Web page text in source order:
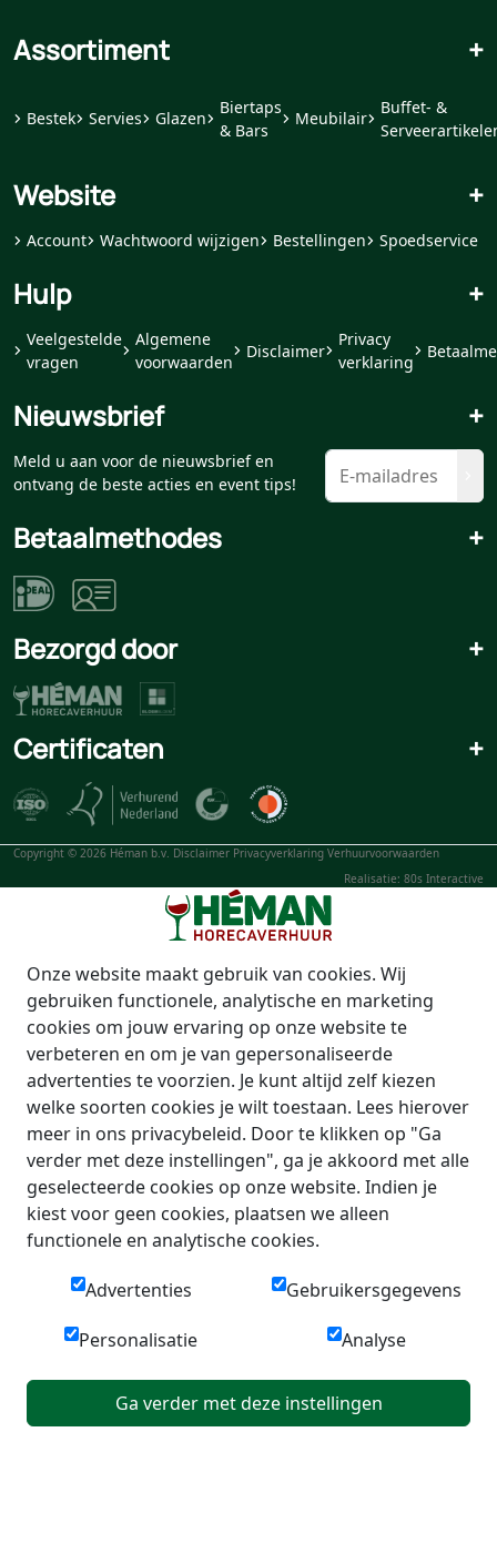
Assortiment +
Bestek Servies Glazen
Biertaps
& Bars
Meubilair
Buffet- &
Website +
Account Wachtwoord wijzigen Bestellingen Spoedservice
Hulp +
Veelgestelde
vragen
Algemene
voorwaarden
Disclaimer
Privacy
verklaring
Nieuwsbrief +
Meld u aan voor de nieuwsbrief en
ontvang de beste acties en event tips!
Betaalmethodes +
Bezorgd door +
Certificaten +
Copyright © 2026 Héman b.v. Disclaimer Privacyverklaring Verhuurvoorwaarden
Realisatie: 80s Interactive
Onze website maakt gebruik van cookies. Wij
gebruiken functionele, analytische en marketing
cookies om jouw ervaring op onze website te
verbeteren en om je van gepersonaliseerde
advertenties te voorzien. Je kunt altijd zelf kiezen
welke soorten cookies je wilt toestaan. Lees hierover
meer in ons privacybeleid. Door te klikken op "Ga
verder met deze instellingen", ga je akkoord met alle
geselecteerde cookies op onze website. Indien je
kiest voor geen cookies, plaatsen we alleen
functionele en analytische cookies.
Advertenties Gebruikersgegevens
Personalisatie Analyse
Ga verder met deze instellingen